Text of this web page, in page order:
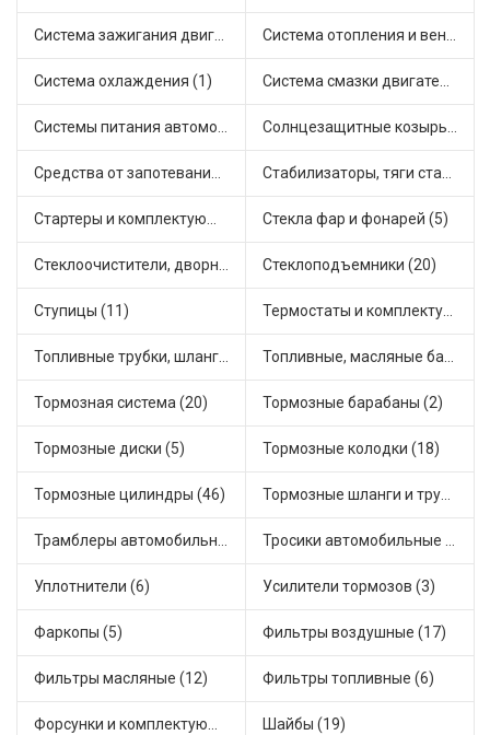
Система зажигания двигателя (3) Система отопления и вентиляции (17)
Система охлаждения (1) Система смазки двигателя (17)
Системы питания автомобиля (21) Солнцезащитные козырьки для салона автомобиля (3)
Средства от запотевания и размораживатели стекла (1) Стабилизаторы, тяги стабилизатора, стойки стабилиз (3)
Стартеры и комплектующие (38) Стекла фар и фонарей (5)
Стеклоочистители, дворники (1) Стеклоподъемники (20)
Ступицы (11) Термостаты и комплектующие системы охлаждения (55)
Топливные трубки, шланги, магистрали и рампы (3) Топливные, масляные баки (1)
Тормозная система (20) Тормозные барабаны (2)
Тормозные диски (5) Тормозные колодки (18)
Тормозные цилиндры (46) Тормозные шланги и трубки (5)
Трамблеры автомобильные (40) Тросики автомобильные (23)
Уплотнители (6) Усилители тормозов (3)
Фаркопы (5) Фильтры воздушные (17)
Фильтры масляные (12) Фильтры топливные (6)
Форсунки и комплектующие (1) Шайбы (19)